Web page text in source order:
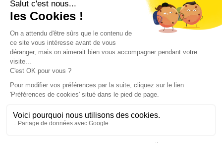
Stade les
Capellans
Cyprien
Mentions légales|Politique de confidentialité